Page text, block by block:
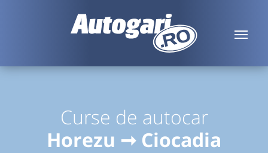
Curse de autocar
Horezu ➞ Ciocadia